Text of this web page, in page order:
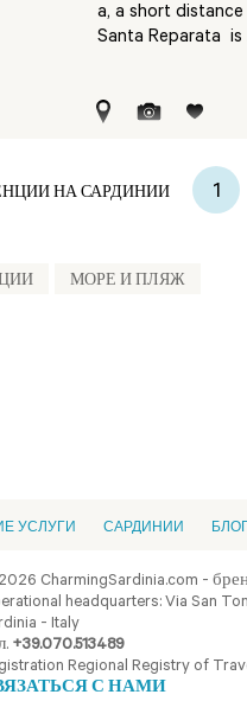
a, a short
Santa Reparata is
НА САРДИНИИ 1
МОРЕ И ПЛЯЖ
УСЛУГИ CАРДИНИИ
CharmingSardinia.com -
headquarters: Via San
- Italy
+39.070.513489
Regional Registry of
С НАМИ